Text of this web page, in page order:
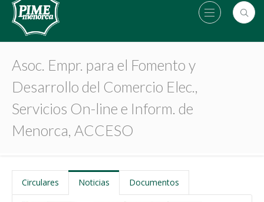
Asoc. Empr. para el Fomento y
Desarrollo del Comercio Elec.,
Servicios On-line e Inform. de
Menorca, ACCESO
Circulares Noticias Documentos